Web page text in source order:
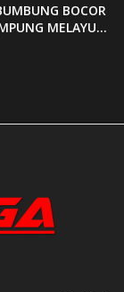
BOCOR
MELAYU...